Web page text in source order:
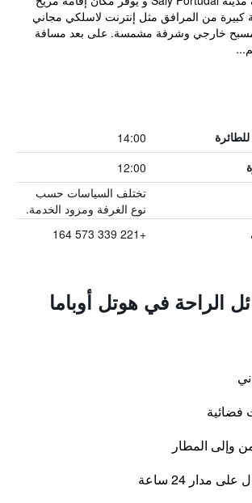
كبيرة من المرافق مثل إنترنت لاسلكي مجاني
مسبح خارجي وشرفة مشمسة. على بعد مسافة
14:00
12:00
تختلف السياسات حسب
نوع الغرفة ومزود الخدمة.
+221 339 573 164
الراحة في هوتل أوباما
فضائية
وإلى المطار
مدار 24 ساعة